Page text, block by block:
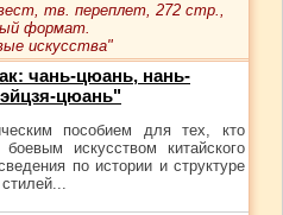
тв. переплет, 272 стр.,
формат.
искусства"
чань-цюань, нань-
цюань"
пособием для тех, кто
искусством китайского
по истории и структуре